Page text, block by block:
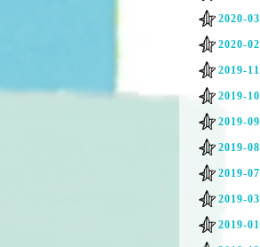
2020-03
2020-02
2019-11
2019-10
2019-09
2019-08
2019-07
2019-03
2019-01